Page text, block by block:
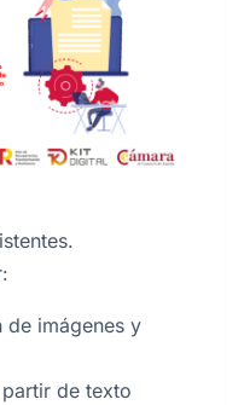
de imágenes y
de texto